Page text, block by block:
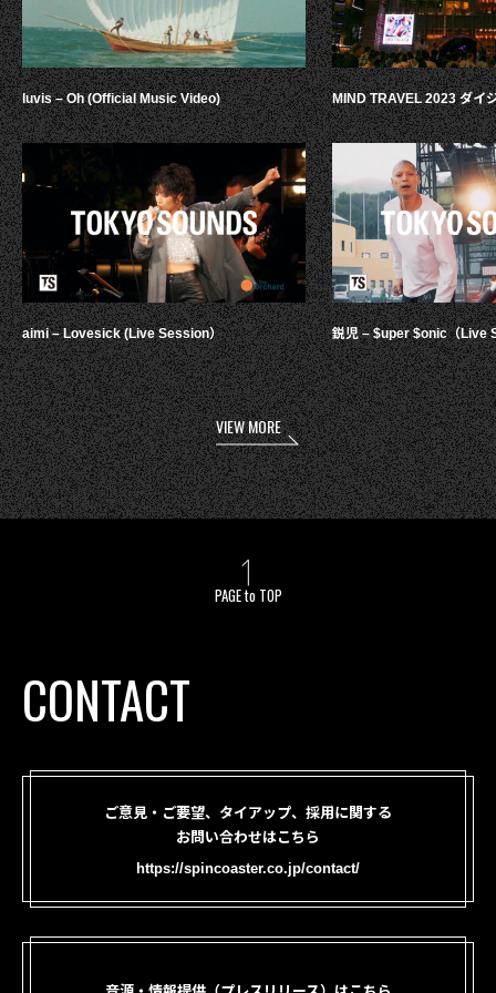
luvis – Oh (Official Music Video)
aimi – Lovesick (Live Session）
MIND TRAVEL 2023 ダイ
鋭児 – $uper $onic（Live
VIEW MORE
PAGE to TOP
CONTACT
ご意見・ご要望、タイアップ、採用に関する
お問い合わせはこちら
https://spincoaster.co.jp/contact/